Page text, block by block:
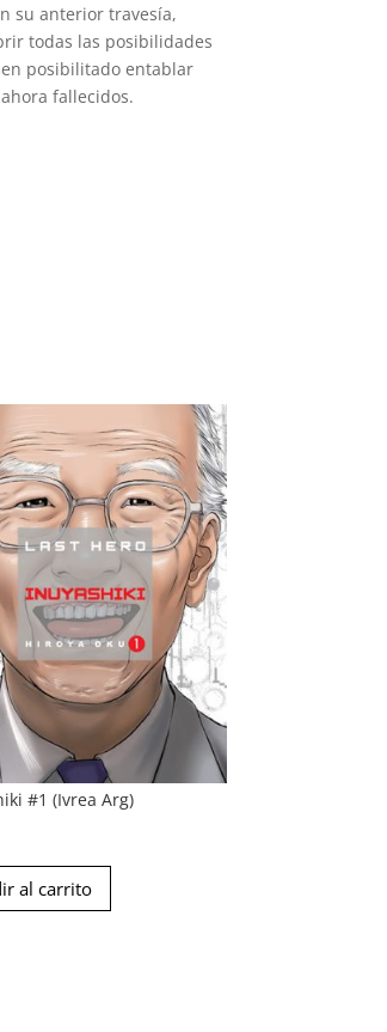
su anterior travesía,
todas las posibilidades
posibilitado entablar
fallecidos.
#1 (Ivrea Arg)
al carrito